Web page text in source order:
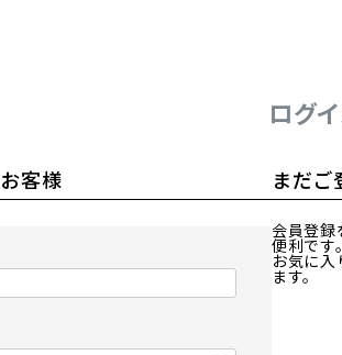
ログ
客様 まだご
会員登録
便利です
お気に
ます。